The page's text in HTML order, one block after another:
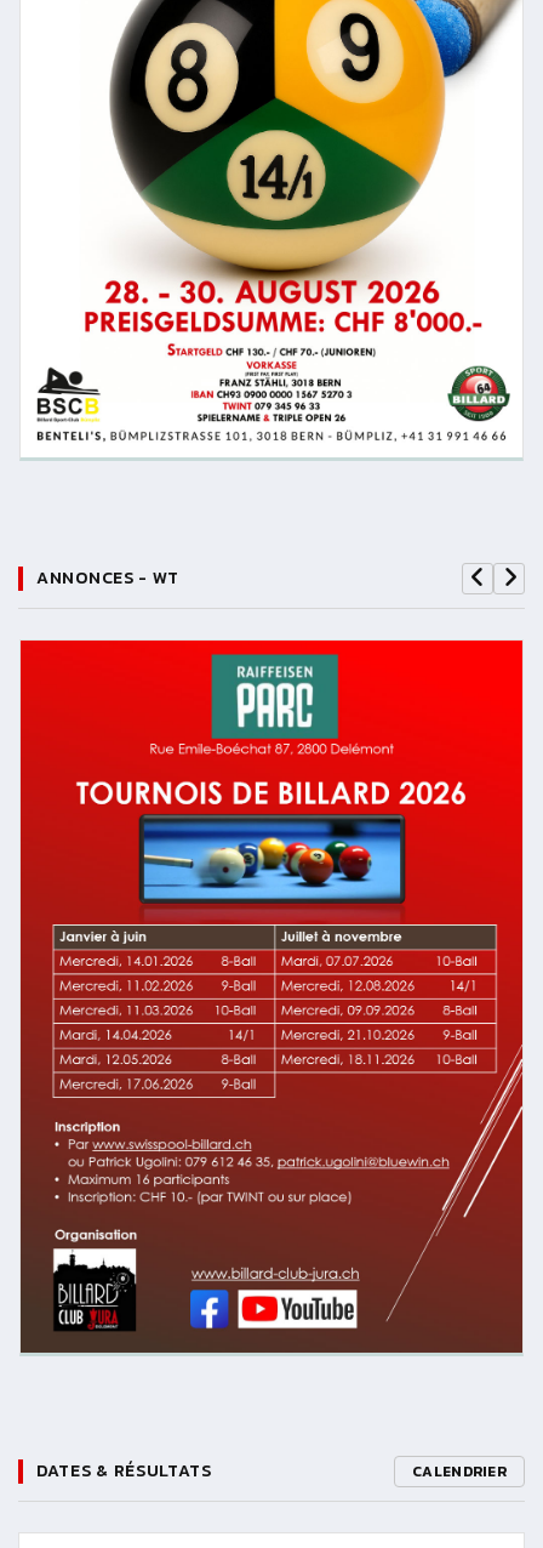
ANNONCES - WT
DATES & RÉSULTATS CALENDRIER